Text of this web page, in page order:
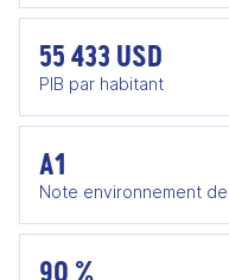
55 433 USD
PIB par habitant
A1
Note environnement
90 %